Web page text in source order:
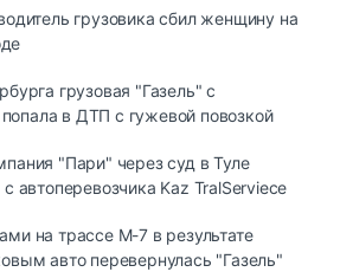
грузовика сбил женщину на
грузовая "Газель" с
в ДТП с гужевой повозкой
"Пари" через суд в Туле
автоперевозчика Kaz TralServiece
на трассе М-7 в результате
авто перевернулась "Газель"